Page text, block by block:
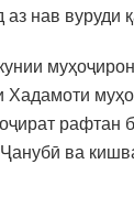
нав
рафтан
ва